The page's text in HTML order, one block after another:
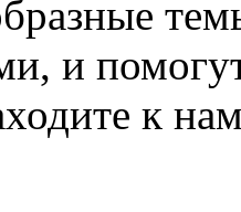
и
к